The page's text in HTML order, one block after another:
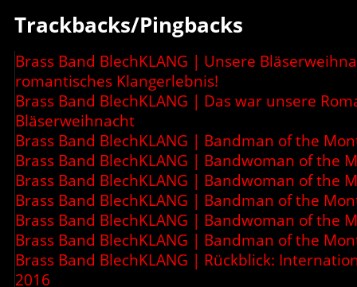
Trackbacks/Pingbacks
Brass Band BlechKLANG | Unsere
romantisches Klangerlebnis!
Brass Band BlechKLANG | Das war unsere
Bläserweihnacht
Brass Band BlechKLANG | Bandman of the
Brass Band BlechKLANG | Bandwoman of the
Brass Band BlechKLANG | Bandwoman of the
Brass Band BlechKLANG | Bandman of the
Brass Band BlechKLANG | Bandwoman of the
Brass Band BlechKLANG | Bandman of the
Brass Band BlechKLANG | Rückblick:
2016